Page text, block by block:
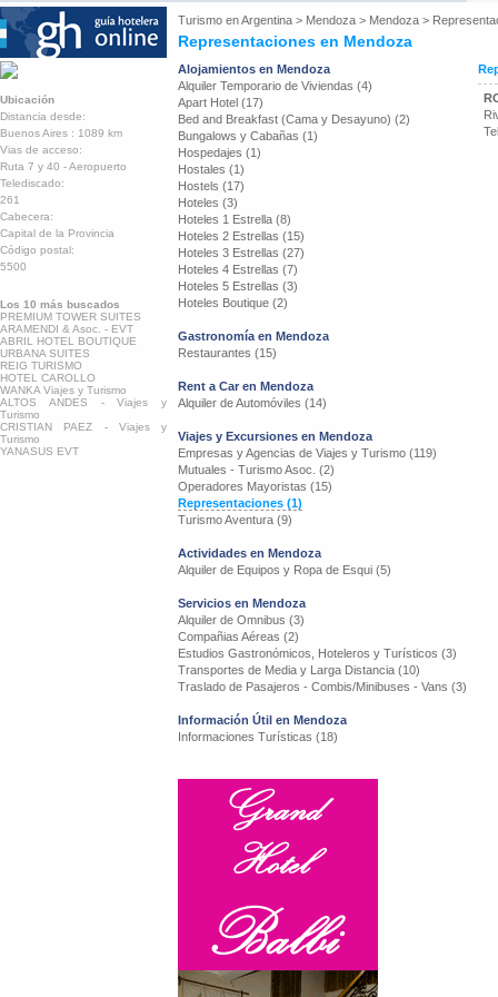
Turismo enArgentina > Mendoza > Mendoza >
Representaciones en Mendoza
Ubicación
Distancia desde:
Buenos Aires : 1089 km
Vias de acceso:
Ruta 7 y 40 - Aeropuerto
Telediscado:
261
Cabecera:
Capital de la Provincia
Código postal:
5500
Los 10 más buscados
PREMIUM TOWER SUITES
ARAMENDI & Asoc. - EVT
ABRIL HOTEL BOUTIQUE
URBANA SUITES
REIG TURISMO
HOTEL CAROLLO
WANKA Viajes y Turismo
ALTOS ANDES - Viajes y
Turismo
CRISTIAN PAEZ - Viajes y
Turismo
YANASUS EVT
Alojamientos en Mendoza
Alquiler Temporario de Viviendas (4)
Apart Hotel (17)
Bed and Breakfast (Cama y Desayuno) (2)
Bungalows y Cabañas (1)
Hospedajes (1)
Hostales (1)
Hostels (17)
Hoteles (3)
Hoteles 1 Estrella (8)
Hoteles 2 Estrellas (15)
Hoteles 3 Estrellas (27)
Hoteles 4 Estrellas (7)
Hoteles 5 Estrellas (3)
Hoteles Boutique (2)
Gastronomía en Mendoza
Restaurantes (15)
Rent a Car en Mendoza
Alquiler de Automóviles (14)
Viajes y Excursiones en Mendoza
Empresas y Agencias de Viajes y Turismo (119)
Mutuales - Turismo Asoc. (2)
Operadores Mayoristas (15)
Representaciones (1)
Turismo Aventura (9)
Actividades en Mendoza
Alquiler de Equipos y Ropa de Esqui (5)
Servicios en Mendoza
Alquiler de Omnibus (3)
Compañias Aéreas (2)
Estudios Gastronómicos, Hoteleros y Turísticos (3)
Transportes de Media y Larga Distancia (10)
Traslado de Pasajeros - Combis/Minibuses - Vans (3)
Información Útil en Mendoza
Informaciones Turísticas (18)